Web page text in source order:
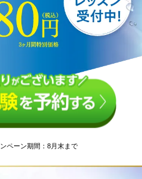
ペーン期間：8月末まで